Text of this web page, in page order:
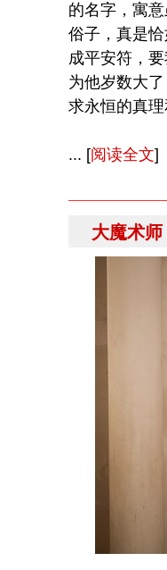
的名字，寓
俗子，真是
成平安符，
为他岁数大
求永恒的真
... [阅读全文]
大魔术师